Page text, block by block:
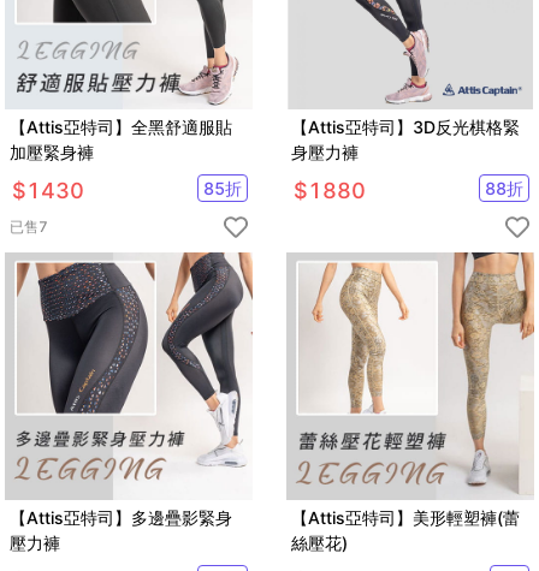
【Attis亞特司】全黑舒適服貼
加壓緊身褲
$1430 85折
已售7
【Attis亞特司】3D反光棋格緊
身壓力褲
$1880 88折
【Attis亞特司】多邊疊影緊身
壓力褲
【Attis亞特司】美形輕塑褲(蕾
絲壓花)